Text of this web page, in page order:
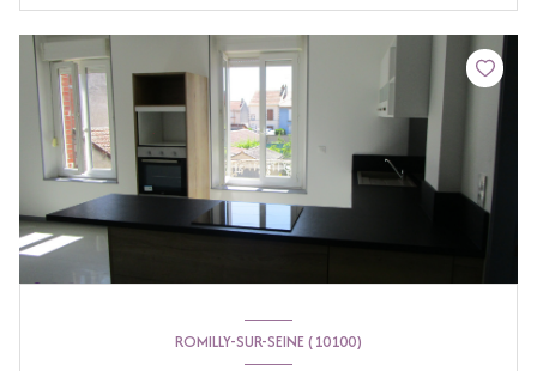
ROMILLY-SUR-SEINE (10100)